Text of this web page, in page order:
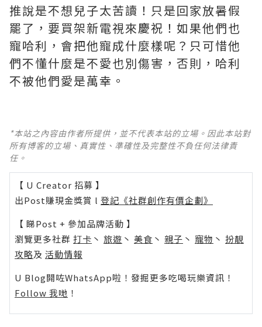
推說是不想兒子太苦讀！只是回家放暑假
罷了，要買架新電視來慶祝！如果他們也
寵哈利，會把他寵成什麼樣呢？只可惜他
們不懂什麼是不愛也別傷害，否則，哈利
不被他們愛是萬幸。 ​​​
*本站之內容由作者所提供，並不代表本站的立場。因此本站對
所有博客的立場、真實性、準確性及完整性不負任何法律責
任。
【 U Creator 招募 】
出Post賺現金獎賞 l 登記《社群創作有價企劃》
【 睇Post + 參加品牌活動 】
瀏覽更多社群 打卡 丶 旅遊 丶 美食 丶 親子 丶 寵物 丶 扮靚
攻略及 活動情報
U Blog開咗WhatsApp啦！發掘更多吃喝玩樂資訊！
Follow 我哋 ！